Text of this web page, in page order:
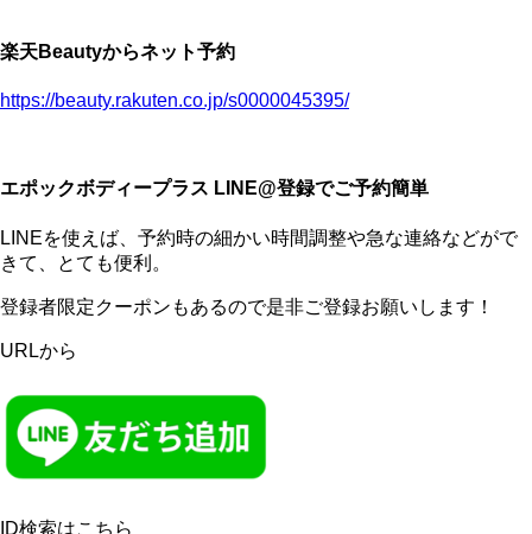
楽天Beautyからネット予約
https://beauty.rakuten.co.jp/s0000045395/
エポックボディープラス LINE@登録でご予約簡単
LINEを使えば、予約時の細かい時間調整や急な連絡などがで
きて、とても便利。
登録者限定クーポンもあるので是非ご登録お願いします！
URLから
ID検索はこちら